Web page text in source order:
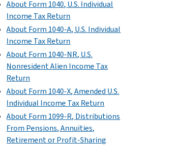
About Form 1040, U.S. Individual
Income Tax Return
About Form 1040-A, U.S. Individual
Income Tax Return
About Form 1040-NR, U.S.
Nonresident Alien Income Tax
Return
About Form 1040-X, Amended U.S.
Individual Income Tax Return
About Form 1099-R, Distributions
From Pensions, Annuities,
Retirement or Profit-Sharing